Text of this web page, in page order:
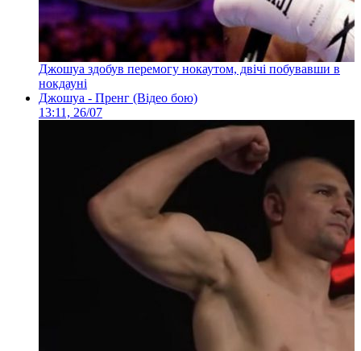
Джошуа здобув перемогу нокаутом, двічі побувавши в
нокдауні
Джошуа - Пренг (Відео бою)
13:11, 26/07